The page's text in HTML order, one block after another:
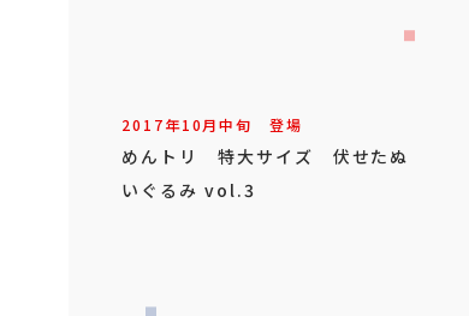
2017年10月中旬 登場
めんトリ 特大サイズ 伏せたぬ
いぐるみ vol.3